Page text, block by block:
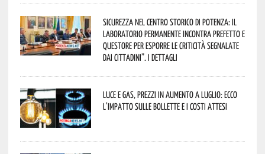
Sicurezza nel Centro Storico di Potenza: il
Laboratorio Permanente incontra Prefetto e
Questore per esporre le criticità segnalate
dai cittadini”. I dettagli
Luce e gas, prezzi in aumento a luglio: ecco
l’impatto sulle bollette e i costi attesi